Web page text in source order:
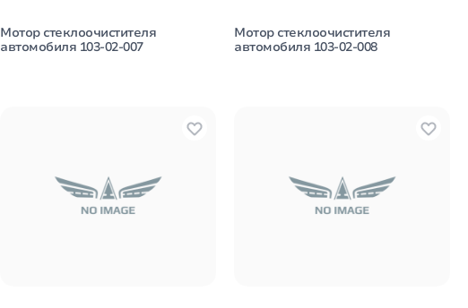
Мотор стеклоочистителя
автомобиля 103-02-007
Мотор стеклоочистителя
автомобиля 103-02-008